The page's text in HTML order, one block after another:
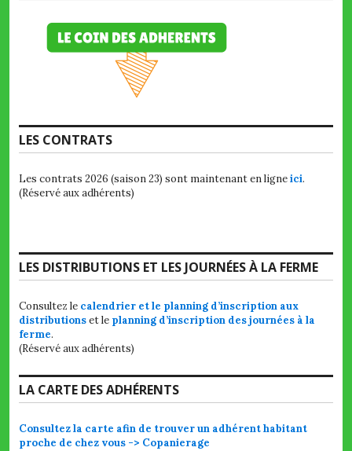
LES CONTRATS
Les contrats 2026 (saison 23) sont maintenant en ligneici.
(Réservé aux adhérents)
LES DISTRIBUTIONS ET LES JOURNÉES À LA FERME
Consultez le calendrier et le planning d’inscription aux
distributionset le planning d’inscription des journées à la
ferme.
(Réservé aux adhérents)
LA CARTE DES ADHÉRENTS
Consultez la carte afin de trouver un adhérent habitant
proche de chez vous -> Copanierage